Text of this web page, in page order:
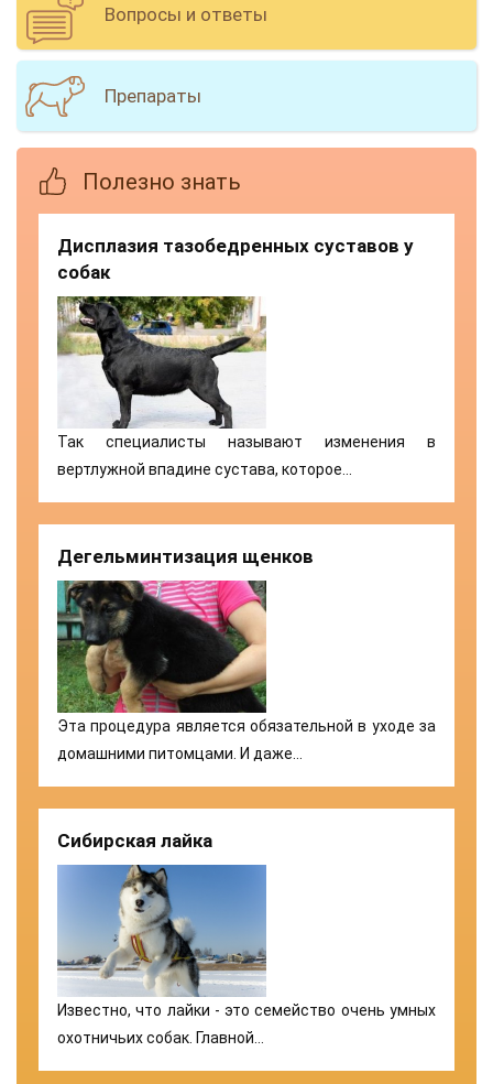
Вопросы и ответы
Препараты
Полезно знать
Дисплазия тазобедренных суставов у
собак
Так специалисты называют изменения в
вертлужной впадине сустава, которое…
Дегельминтизация щенков
Эта процедура является обязательной в уходе за
домашними питомцами. И даже…
Сибирская лайка
Известно, что лайки - это семейство очень умных
охотничьих собак. Главной…